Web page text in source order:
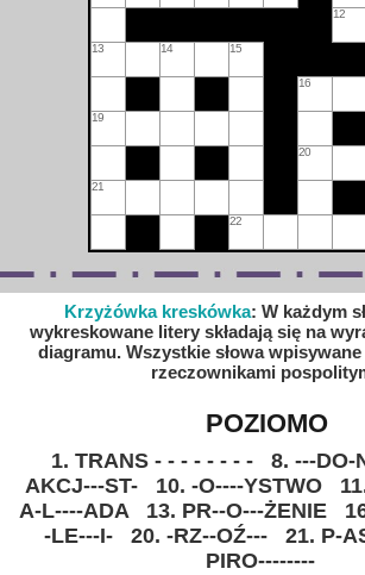
12
13 14 15
16
19
20
21
22
Krzyżówka kreskówka: W każdym
wykreskowane litery składają się na
diagramu. Wszystkie słowa
rzeczownikami
POZIOMO
1. TRANS - - - - - - - - 8. ---DO-
AKCJ---ST-
10. -O----YSTWO
A-L----ADA
13. PR--O---ŻENIE
-LE---I-
20. -RZ--OŹ--- 21. P-
PIRO--------